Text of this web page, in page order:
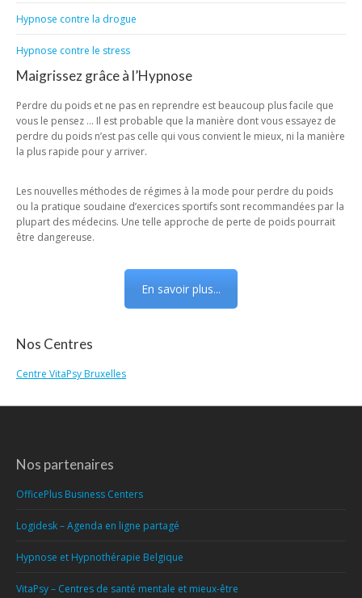
Hypnose contre la drogue
Hypnose contre le stress
Maigrissez grâce à l’Hypnose
Perdre du poids et ne pas en reprendre est beaucoup plus facile que
vous le pensez … Il est probable que la manière dont vous essayez de
perdre du poids n’est pas celle qui vous convient le mieux, ni la manière
la plus rapide pour y arriver.
Les nouvelles méthodes de régimes à la mode pour perdre du poids
ou la pratique soudaine d’exercices sportifs sont recommandées par la
plupart des médecins. Une telle approche de perte de poids pourrait
être dangereuse.
En savoir plus...
Nos Centres
Centre VitaPsy Bruxelles
Nos partenaires
OfficePlus Business Centers
Logidesk – Agenda en ligne partagé
Hypnose et Hypnothérapie Belgique
VitaPsy – Centres de santé mentale et mieux-être